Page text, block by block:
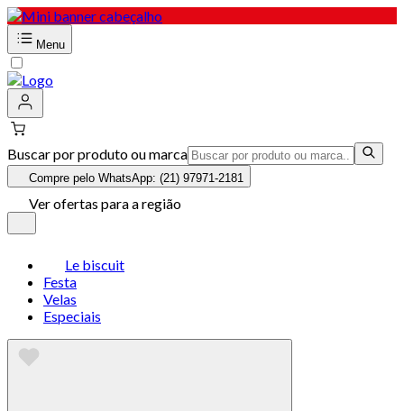
Menu
Buscar por produto ou marca
Compre pelo WhatsApp: (21) 97971-2181
Ver ofertas para a região
Le biscuit
Festa
Velas
Especiais